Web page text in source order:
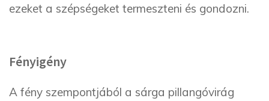
ezeket a szépségeket termeszteni és gondozni.
Fényigény
A fény szempontjából a sárga pillangóvirág